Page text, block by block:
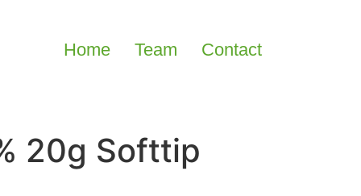
Home Team Contact
20g Softtip